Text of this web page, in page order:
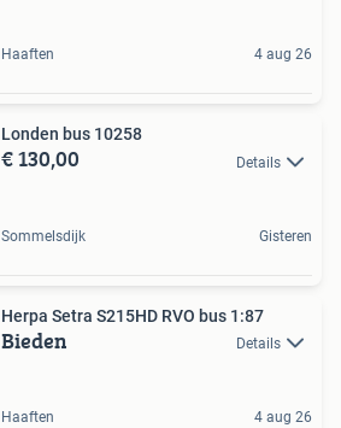
Haaften 4 aug 26
Londen bus 10258
€ 130,00 Details
Sommelsdijk Gisteren
Herpa Setra S215HD RVO bus 1:87
Bieden Details
Haaften 4 aug 26